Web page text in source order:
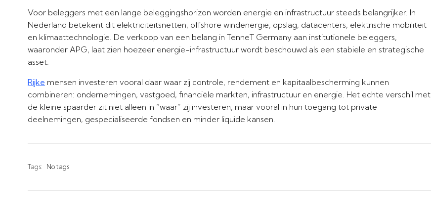
Voor beleggers met een lange beleggingshorizon worden energie en infrastructuur steeds belangrijker. In
Nederland betekent dit elektriciteitsnetten, offshore windenergie, opslag, datacenters, elektrische mobiliteit
en klimaattechnologie. De verkoop van een belang in TenneT Germany aan institutionele beleggers,
waaronder APG, laat zien hoezeer energie-infrastructuur wordt beschouwd als een stabiele en strategische
asset.
Rijke mensen investeren vooral daar waar zij controle, rendement en kapitaalbescherming kunnen
combineren: ondernemingen, vastgoed, financiële markten, infrastructuur en energie. Het echte verschil met
de kleine spaarder zit niet alleen in “waar” zij investeren, maar vooral in hun toegang tot private
deelnemingen, gespecialiseerde fondsen en minder liquide kansen.
Tags: No tags